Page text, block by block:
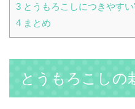
3 とうもろこしにつきやすい
4 まとめ
とうもろこしの